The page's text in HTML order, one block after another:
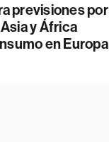
previsiones por
y África
en Europa